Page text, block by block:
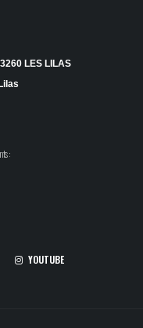
LES LILAS
:
YOUTUBE